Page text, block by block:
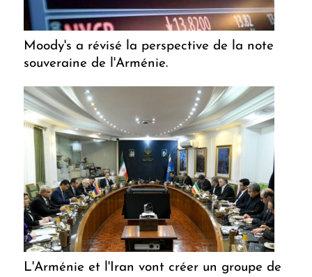
Moody's a révisé la perspective de la note
souveraine de l'Arménie.
L'Arménie et l'Iran vont créer un groupe de